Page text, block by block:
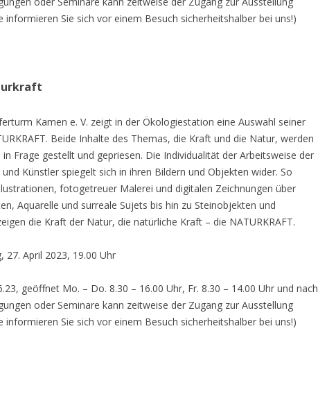
Sie sich vor einem Besuch sicherheitshalber bei uns!)
Kamen e. V. zeigt in der Ökologiestation eine Auswahl seiner
Beide Inhalte des Themas, die Kraft und die Natur, werden
Frage gestellt und gepriesen. Die Individualität der Arbeitsweise der
Künstler spiegelt sich in ihren Bildern und Objekten wider. So
fotogetreuer Malerei und digitalen Zeichnungen über
Aquarelle und surreale Sujets bis hin zu Steinobjekten und
die Kraft der Natur, die natürliche Kraft – die NATURKRAFT.
27. April 2023, 19.00 Uhr
geöffnet Mo. – Do. 8.30 – 16.00 Uhr, Fr. 8.30 – 14.00 Uhr und nach
oder Seminare kann zeitweise der Zugang zur Ausstellung
Sie sich vor einem Besuch sicherheitshalber bei uns!)